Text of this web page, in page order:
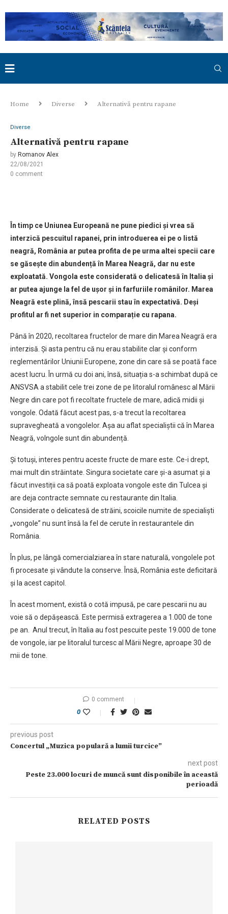
Home Diverse Alternativă pentru rapane
Diverse
Alternativă pentru rapane
by Romanov Alex
22/08/2021
0 comment
În timp ce Uniunea Europeană ne pune piedici și vrea să
interzică pescuitul rapanei, prin introduerea ei pe o listă
neagră, România ar putea profita de pe urma altei specii care
se găsește din abundență în Marea Neagră, dar nu este
exploatată. Vongola este considerată o delicatesă în Italia și
ar putea ajunge la fel de ușor și in farfuriile românilor. Marea
Neagră este plină, însă pescarii stau în expectativă. Deși
profitul ar fi net superior in comparație cu rapana.
Până în 2020, recoltarea fructelor de mare din Marea Neagră era
interzisă. Și asta pentru că nu erau stabilite clar și conform
reglementărilor Uniunii Europene, zone din care să se poată face
acest lucru. În urmă cu doi ani, însă, situația s-a schimbat după ce
ANSVSA a stabilit cele trei zone de pe litoralul românesc al Mării
Negre din care pot fi recoltate fructele de mare, adică midii și
vongole. Odată făcut acest pas, s-a trecut la recoltarea
supravegheată a vongolelor. Așa au aflat specialiștii că în Marea
Neagră, volngole sunt din abundență.
Și totuși, interes pentru aceste fructe de mare este. Ce-i drept,
mai mult din străintate. Singura societate care și-a asumat și a
făcut investiții ca să poată exploata vongole este din Tulcea și
are deja contracte semnate cu restaurante din Italia.
Considerate o delicatesă de străini, scoicile numite de specialiști
„vongole” nu sunt însă la fel de cerute în restaurantele din
România.
În plus, pe lângă comercialziarea în stare naturală, vongolele pot
fi procesate și vândute la conserve. Însă, România este deficitară
și la acest capitol.
În acest moment, există o cotă impusă, pe care pescarii nu au
voie să o depășească. Este permisă extragerea a 1.000 de tone
pe an. Anul trecut, în Italia au fost pescuite peste 19.000 de tone
de vongole, iar pe litoralul turcesc al Mării Negre, aproape 30 de
mii de tone.
0 comment
0
previous post
Concertul „Muzica populară a lumii turcice”
next post
Peste 23.000 locuri de muncă sunt disponibile în această
perioadă
RELATED POSTS